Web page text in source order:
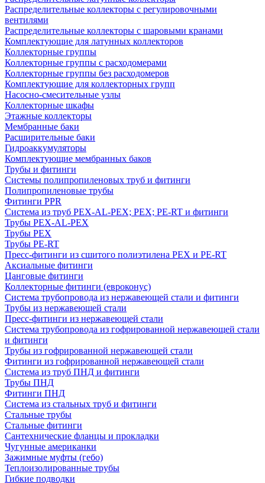
Распределительные коллекторы с регулировочными
вентилями
Распределительные коллекторы с шаровыми кранами
Комплектующие для латунных коллекторов
Коллекторные группы
Коллекторные группы с расходомерами
Коллекторные группы без расходомеров
Комплектующие для коллекторных групп
Насосно-смесительные узлы
Коллекторные шкафы
Этажные коллекторы
Мембранные баки
Расширительные баки
Гидроаккумуляторы
Комплектующие мембранных баков
Трубы и фитинги
Системы полипропиленовых труб и фитинги
Полипропиленовые трубы
Фитинги PPR
Система из труб PEX-AL-PEX; PEX; PE-RT и фитинги
Трубы PEX-AL-PEX
Трубы PEX
Трубы PE-RT
Пресс-фитинги из сшитого полиэтилена PEX и PE-RT
Аксиальные фитинги
Цанговые фитинги
Коллекторные фитинги (евроконус)
Система трубопровода из нержавеющей стали и фитинги
Трубы из нержавеющей стали
Пресс-фитинги из нержавеющей стали
Система трубопровода из гофрированной нержавеющей стали
и фитинги
Трубы из гофрированной нержавеющей стали
Фитинги из гофрированной нержавеющей стали
Система из труб ПНД и фитинги
Трубы ПНД
Фитинги ПНД
Система из стальных труб и фитинги
Стальные трубы
Стальные фитинги
Сантехнические фланцы и прокладки
Чугунные американки
Зажимные муфты (гебо)
Теплоизолированные трубы
Гибкие подводки